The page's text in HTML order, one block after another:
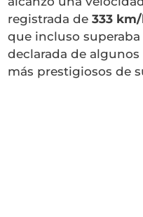
registrada de333
que incluso
declarada de
más prestigiosos de